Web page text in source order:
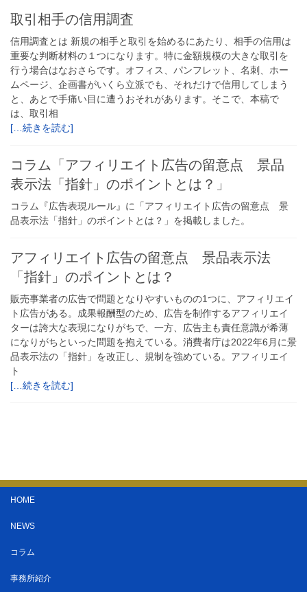
取引相手の信用調査
信用調査とは 新規の相手と取引を始めるにあたり、相手の信用は
重要な判断材料の１つになります。特に金額規模の大きな取引を
行う場合はなおさらです。オフィス、パンフレット、名刺、ホー
ムページ、企画書がいくら立派でも、それだけで信用してしまう
と、あとで手痛い目に遭うおそれがあります。そこで、本稿で
は、取引相
[…続きを読む]
コラム「アフィリエイト広告の留意点 景品
表示法「指針」のポイントとは？」
コラム『広告表現ルール』に「アフィリエイト広告の留意点 景
品表示法「指針」のポイントとは？」を掲載しました。
アフィリエイト広告の留意点 景品表示法
「指針」のポイントとは？
販売事業者の広告で問題となりやすいものの1つに、アフィリエイ
ト広告がある。成果報酬型のため、広告を制作するアフィリエイ
ターは誇大な表現になりがちで、一方、広告主も責任意識が希薄
になりがちといった問題を抱えている。消費者庁は2022年6月に景
品表示法の「指針」を改正し、規制を強めている。アフィリエイ
ト
[…続きを読む]
HOME
NEWS
コラム
事務所紹介